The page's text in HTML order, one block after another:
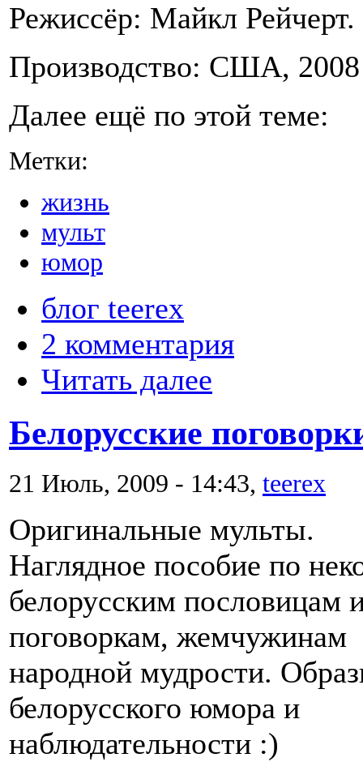
Режиссёр: Майкл Рейчерт.
Производство: США, 2008
Далее ещё по этой теме:
Метки:
жизнь
мульт
юмор
блог teerex
2 комментария
Читать далее
Белорусские
21 Июль, 2009 - 14:43, teerex
Оригинальные мульты.
Наглядное пособие по
белорусским пословицам
поговоркам, жемчужинам
народной мудрости.
белорусского юмора и
наблюдательности :)